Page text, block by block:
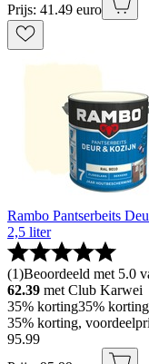
Prijs: 41.49 euro
Rambo Pantserbeits
2,5 liter
(1)Beoordeeld met 5.0
62.39 met Club Karwei
35% korting35% korting
35% korting,
95.99